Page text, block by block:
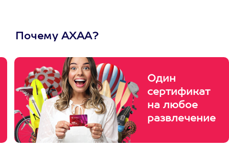
Почему АХАА?
Один
сертификат
на любое
развлечение